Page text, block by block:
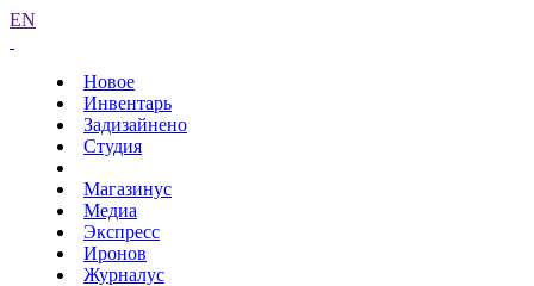
EN
Новое
Инвентарь
Задизайнено
Студия
Магазинус
Медиа
Экспресс
Иронов
Журналус